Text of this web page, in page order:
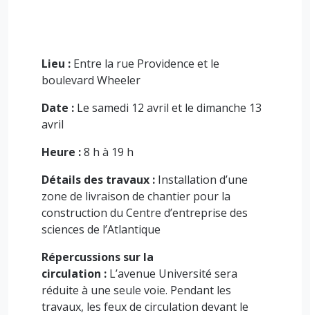
Lieu : Entre la rue Providence et le
boulevard Wheeler
Date : Le samedi 12 avril et le dimanche 13
avril
Heure :8 h à 19 h
Détails des travaux : Installation d’une
zone de livraison de chantier pour la
construction du Centre d’entreprise des
sciences de l’Atlantique
Répercussions sur la
circulation : L’avenue Université sera
réduite à une seule voie. Pendant les
travaux, les feux de circulation devant le